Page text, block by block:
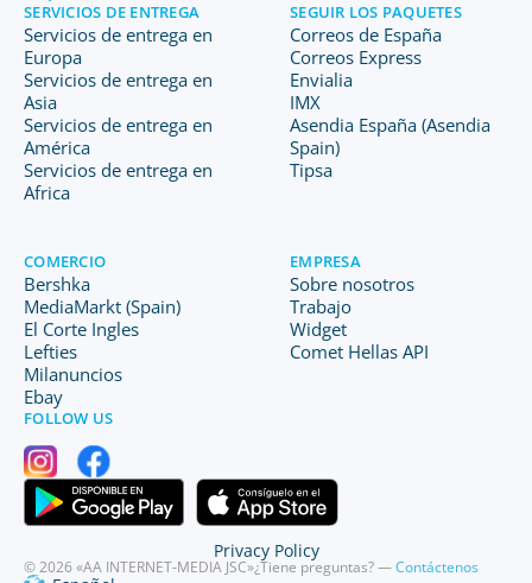
SERVICIOS DE ENTREGA
Servicios de entrega en
Europa
Servicios de entrega en
Asia
Servicios de entrega en
América
Servicios de entrega en
Africa
SEGUIR LOS PAQUETES
Correos de España
Correos Express
Envialia
IMX
Asendia España (Asendia
Spain)
Tipsa
COMERCIO
Bershka
MediaMarkt (Spain)
El Corte Ingles
Lefties
Milanuncios
Ebay
EMPRESA
Sobre nosotros
Trabajo
Widget
Comet Hellas API
FOLLOW US
© 2026 «AA INTERNET-MEDIA JSC»¿Tiene preguntas? —Contáctenos
Privacy Policy